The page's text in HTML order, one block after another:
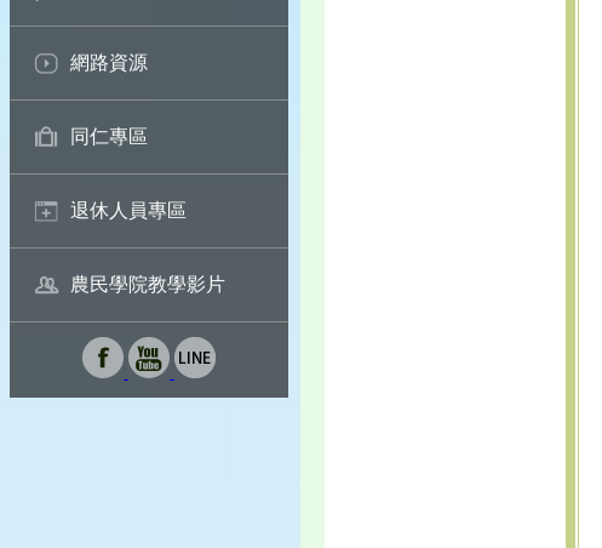
網路資源
同仁專區
退休人員專區
農民學院教學影片